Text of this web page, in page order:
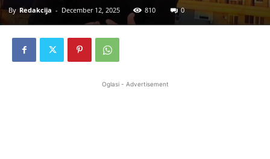
By Redakcija - December 12, 2025 810 0
Oglasi - Advertisement